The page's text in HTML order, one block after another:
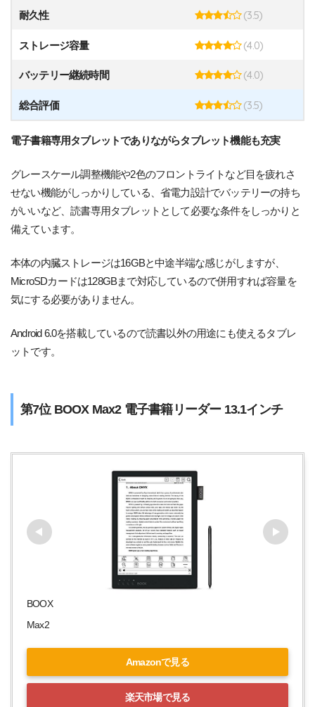
耐久性 (3.5)
ストレージ容量 (4.0)
バッテリー継続時間 (4.0)
総合評価 (3.5)
電子書籍専用タブレットでありながらタブレット機能も充実
グレースケール調整機能や2色のフロントライトなど目を疲れさ
せない機能がしっかりしている、省電力設計でバッテリーの持ち
がいいなど、読書専用タブレットとして必要な条件をしっかりと
備えています。
本体の内臓ストレージは16GBと中途半端な感じがしますが、
MicroSDカードは128GBまで対応しているので併用すれば容量を
気にする必要がありません。
Android 6.0を搭載しているので読書以外の用途にも使えるタブレ
ットです。
第7位 BOOX Max2 電子書籍リーダー 13.1インチ
BOOX
Max2
Amazonで見る
楽天市場で見る